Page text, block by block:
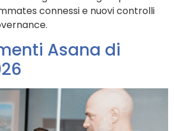
connessi e nuovi controlli
Asana di